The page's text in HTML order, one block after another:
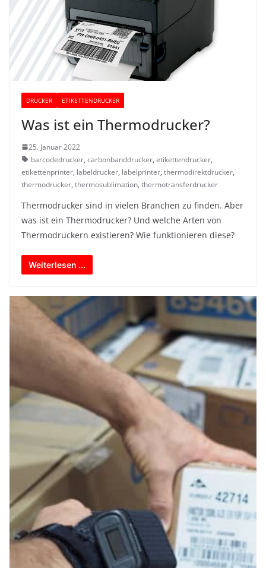
DRUCKER ETIKETTENDRUCKER
Was ist ein Thermodrucker?
25. Januar 2022
barcodedrucker, carbonbanddrucker, etikettendrucker,
etikettenprinter, labeldrucker, labelprinter, thermodirektdrucker,
thermodrucker, thermosublimation, thermotransferdrucker
Thermodrucker sind in vielen Branchen zu finden. Aber
was ist ein Thermodrucker? Und welche Arten von
Thermodruckern existieren? Wie funktionieren diese?
Weiterlesen ...